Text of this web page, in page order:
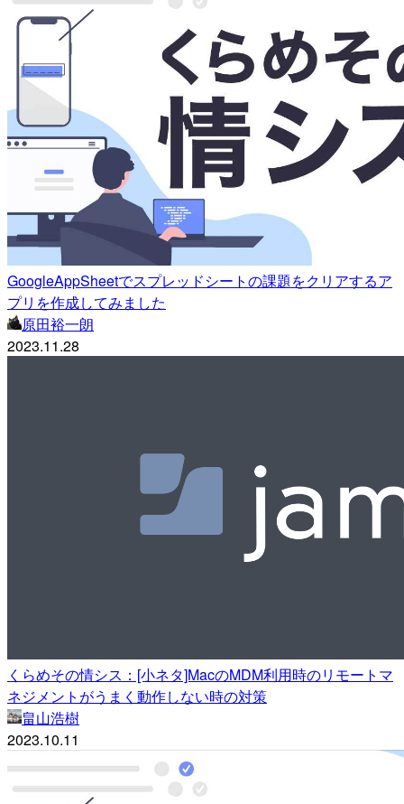
GoogleAppSheetでスプレッドシートの課題をクリアするア
プリを作成してみました
原田裕一朗
2023.11.28
くらめその情シス：[小ネタ]MacのMDM利用時のリモートマ
ネジメントがうまく動作しない時の対策
畠山浩樹
2023.10.11